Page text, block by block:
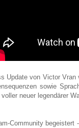
Update von Victor
sowie
neuer legendärer
Community